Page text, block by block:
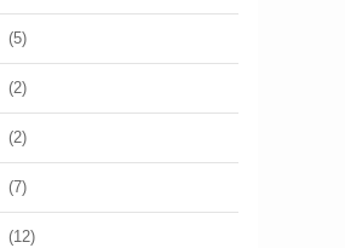
(5)
(2)
(2)
(7)
(12)